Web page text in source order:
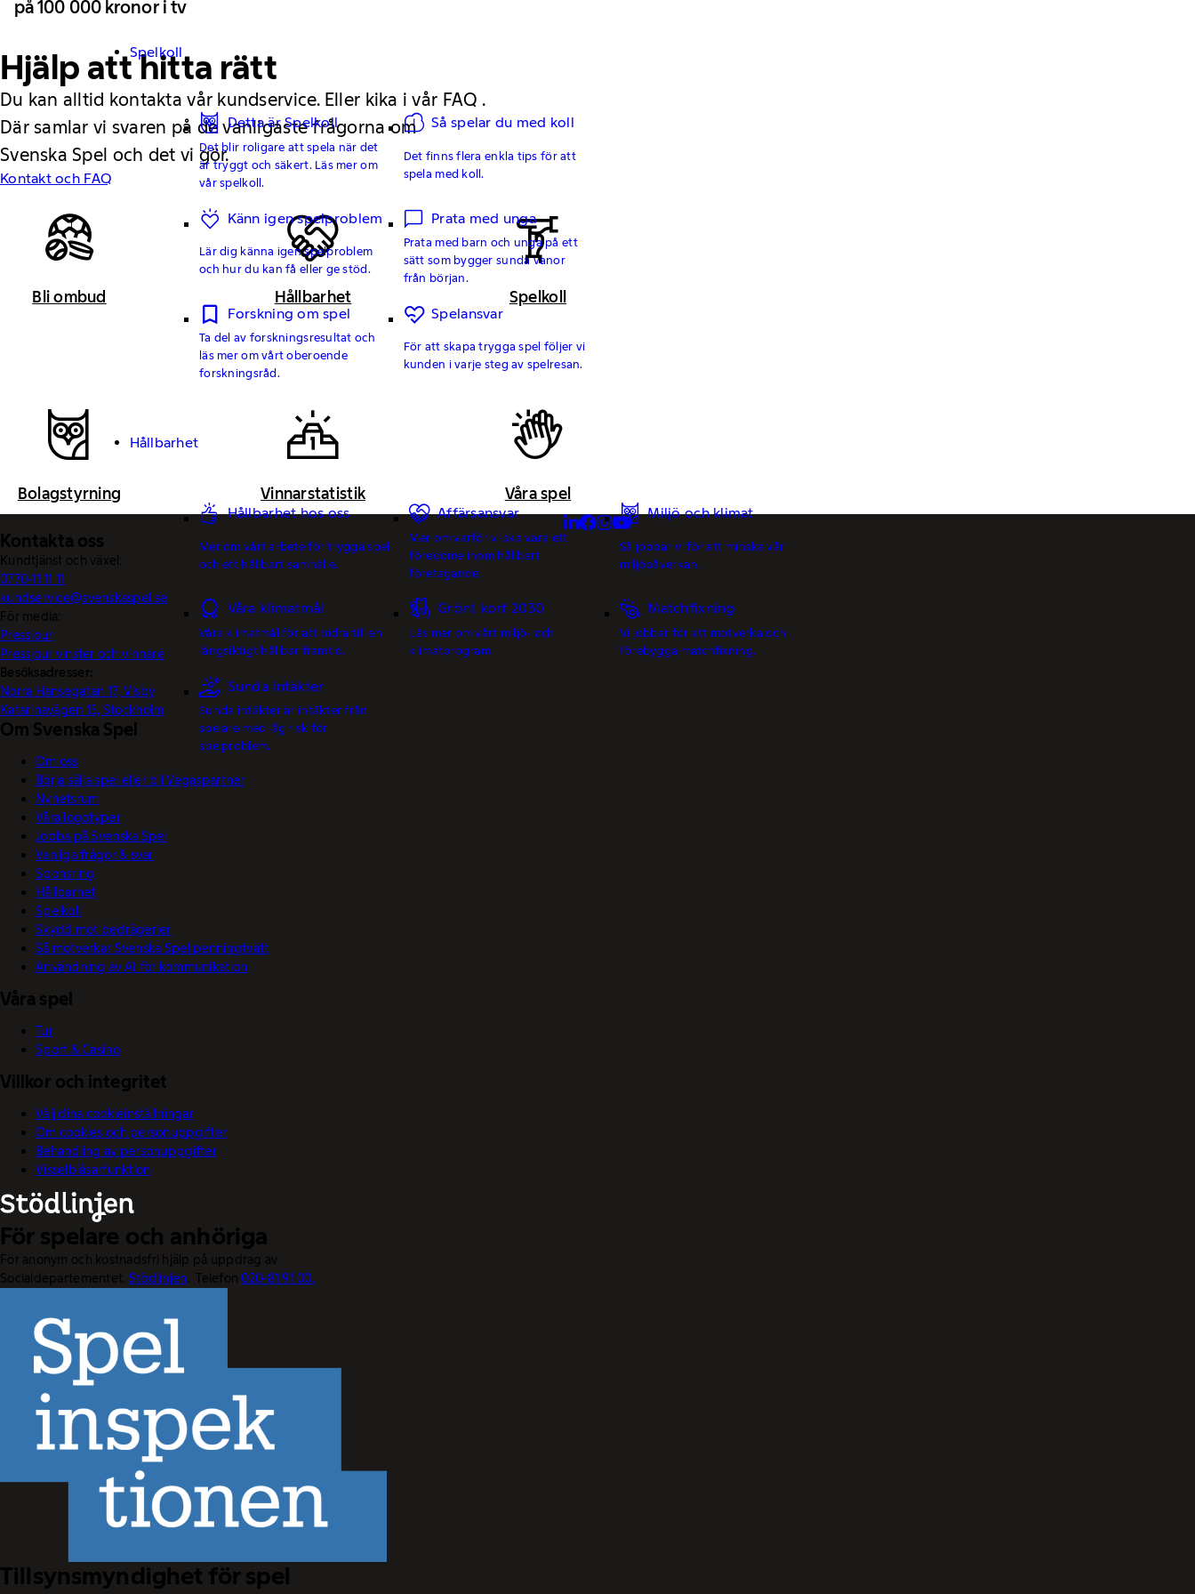
Spelkoll
Detta är Spelkoll
Det blir roligare att spela när det
är tryggt och säkert. Läs mer om
vår spelkoll.
Så spelar du med koll
Det finns flera enkla tips för att
spela med koll.
Känn igen spelproblem
Lär dig känna igen spelproblem
och hur du kan få eller ge stöd.
Prata med unga
Prata med barn och unga på ett
sätt som bygger sunda vanor
från början.
Forskning om spel
Ta del av forskningsresultat och
läs mer om vårt oberoende
forskningsråd.
Spelansvar
För att skapa trygga spel följer vi
kunden i varje steg av spelresan.
Hållbarhet
Hållbarhet hos oss
Mer om vårt arbete för trygga spel
och ett hållbart samhälle.
Affärsansvar
Mer om varför vi ska vara ett
föredöme inom hållbart
företagande.
Miljö och klimat
Så jobbar vi för att minska vår
miljöpåverkan.
Våra klimatmål
Våra klimatmål för att bidra till en
långsiktigt hållbar framtid.
Grönt kort 2030
Läs mer om vårt miljö- och
klimatprogram.
Matchfixning
Vi jobbar för att motverka och
förebygga matchfixning.
Sunda intäkter
Sunda intäkter är intäkter från
spelare med låg risk för
spelproblem.
på 100 000 kronor i tv
Hjälp att hitta rätt
Du kan alltid kontakta vår kundservice. Eller kika i vår FAQ .
Där samlar vi svaren på de vanligaste frågorna om
Svenska Spel och det vi gör.
Kontakt och FAQ
Bli ombud Hållbarhet Spelkoll
Bolagstyrning Vinnarstatistik Våra spel
Kontakta oss
Kundtjänst och växel:
0770-11 11 11
kundservice@svenskaspel.se
För media:
Pressjour
Pressjour vinster och vinnare
Besöksadresser:
Norra Hansegatan 17, Visby
Katarinavägen 15, Stockholm
Om Svenska Spel
Om oss
Börja sälja spel eller bli Vegaspartner
Nyhetsrum
Våra logotyper
Jobba på Svenska Spel
Vanliga frågor & svar
Sponsring
Hållbarhet
Spelkoll
Skydd mot bedrägerier
Så motverkar Svenska Spel penningtvätt
Användning av AI för kommunikation
Våra spel
Tur
Sport & Casino
Villkor och integritet
Välj dina cookieinställningar
Om cookies och personuppgifter
Behandling av personuppgifter
Visselblåsarfunktion
För spelare och anhöriga
För anonym och kostnadsfri hjälp på uppdrag av
Socialdepartementet. Stödlinjen. Telefon020-81 91 00.
Tillsynsmyndighet för spel